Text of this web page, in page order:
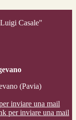
Casale"
(Pavia)
inviare una mail
per inviare una mail